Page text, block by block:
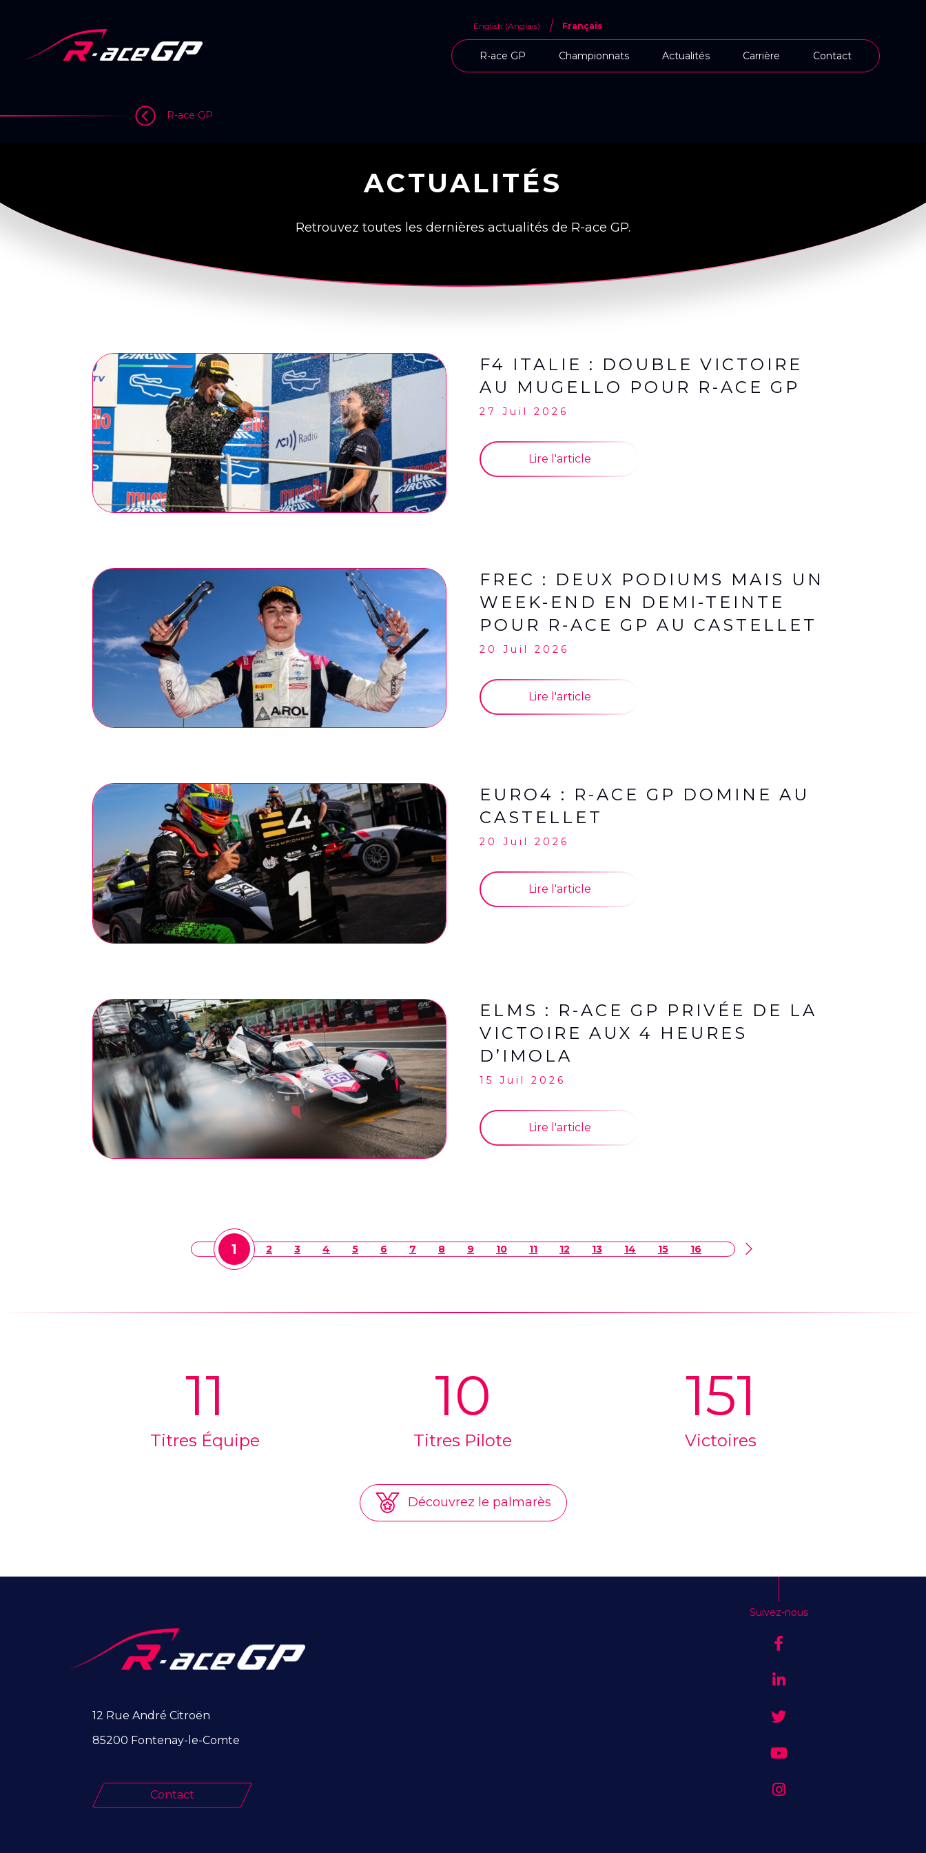
English (Anglais) Français
R-ace GP Championnats Actualités Carrière Contact
R-ace GP
ACTUALITÉS
Retrouvez toutes les dernières actualités de R-ace GP.
F4 ITALIE : DOUBLE VICTOIRE
AU MUGELLO POUR R-ACE GP
27 Juil 2026
Lire l'article
FREC : DEUX PODIUMS MAIS UN
WEEK-END EN DEMI-TEINTE
POUR R-ACE GP AU CASTELLET
20 Juil 2026
Lire l'article
EURO4 : R-ACE GP DOMINE AU
CASTELLET
20 Juil 2026
Lire l'article
ELMS : R-ACE GP PRIVÉE DE LA
VICTOIRE AUX 4 HEURES
D’IMOLA
15 Juil 2026
Lire l'article
1 2 3 4 5 6 7 8 9 10 11 12 13 14 15 16
11
Titres Équipe
10
Titres Pilote
151
Victoires
Découvrez le palmarès
Suivez-nous
12 Rue André Citroën
85200 Fontenay-le-Comte
Contact